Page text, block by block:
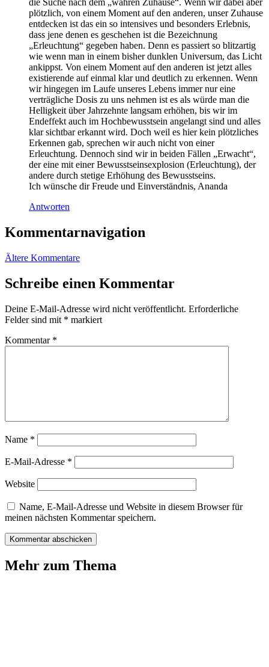
die Suche nach dem „wahren Zuhause“. Wenn wir dabei aber
plötzlich, von einem Moment auf den anderen, unser Zuhause
entdecken ist das ein so intensives und besonders Erlebnis,
dass jene denen es geschehen ist die Bezeichnung
„Erleuchtung“ gegeben haben. Denn es passiert so blitzartig
wie wenn man in einem bisher dunklen Universum, das Licht
ankippst. Von einem Moment auf den anderen ist jetzt alles
existierende auf einmal klar und deutlich zu erkennen. Wenn
wir hingegen im Laufe unseres Lebens immer nur eine
verträgliche Dosis zu uns nehmen ist es als würde man die
Helligkeit über Jahrzehnte langsam erhöhen, bis wir im
Endeffekt auch im Hochbewusstsein angelangt sind und alles
klar sichtbar erkannt wird. Doch weil es hier kein plötzliches
Erkennen gab, sprechen wir auch nicht von einer
Erleuchtung. Dennoch sind wir in beiden Fällen „Erwacht“,
der eine mit einer Bewusstseinsexplosion (Erleuchtung), der
andere durch stetige Erhöhung des Bewusstseins.
Ich wünsche dir Freude und Einverständnis, Ananda
Antworten
Kommentarnavigation
Ältere Kommentare
Schreibe einen Kommentar
Deine E-Mail-Adresse wird nicht veröffentlicht. Erforderliche
Felder sind mit * markiert
Kommentar *
Name *
E-Mail-Adresse *
Website
Name, E-Mail-Adresse und Website in diesem Browser für
meinen nächsten Kommentar speichern.
Mehr zum Thema